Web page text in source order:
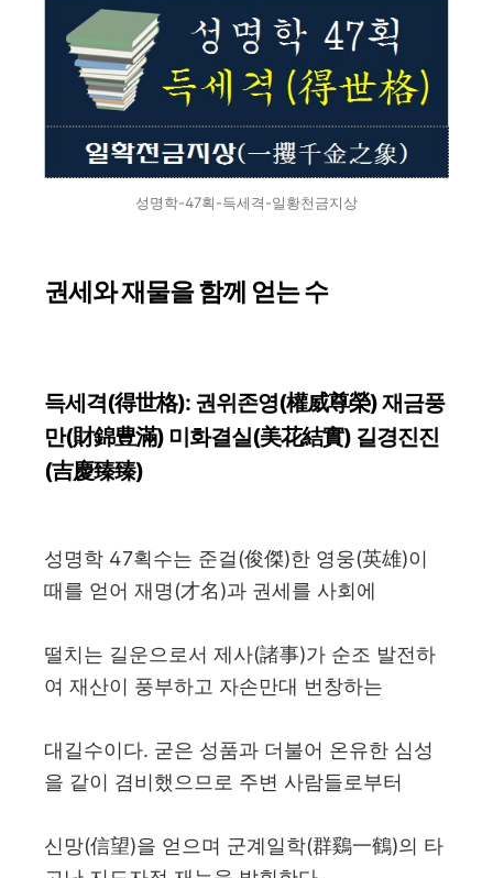
성명학-47획-득세격-일황천금지상
권세와 재물을 함께 얻는 수
득세격(得世格): 권위존영(權威尊榮) 재금풍
만(財錦豊滿) 미화결실(美花結實) 길경진진
(吉慶臻臻)
성명학 47획수는 준걸(俊傑)한 영웅(英雄)이
때를 얻어 재명(才名)과 권세를 사회에
떨치는 길운으로서 제사(諸事)가 순조 발전하
여 재산이 풍부하고 자손만대 번창하는
대길수이다. 굳은 성품과 더불어 온유한 심성
을 같이 겸비했으므로 주변 사람들로부터
신망(信望)을 얻으며 군계일학(群鷄一鶴)의 타